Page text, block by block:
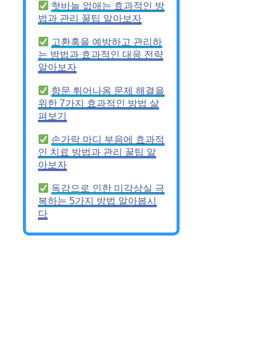
혓바늘 없애는 효과적인 방
법과 관리 꿀팁 알아보자
고환혹을 예방하고 관리하
는 방법과 효과적인 대응 전략
알아보자
항문 튀어나옴 문제 해결을
위한 7가지 효과적인 방법 살
펴보기
손가락 마디 부음에 효과적
인 치료 방법과 관리 꿀팁 알
아보자
독감으로 인한 미각상실 극
복하는 5가지 방법 알아봅시
다